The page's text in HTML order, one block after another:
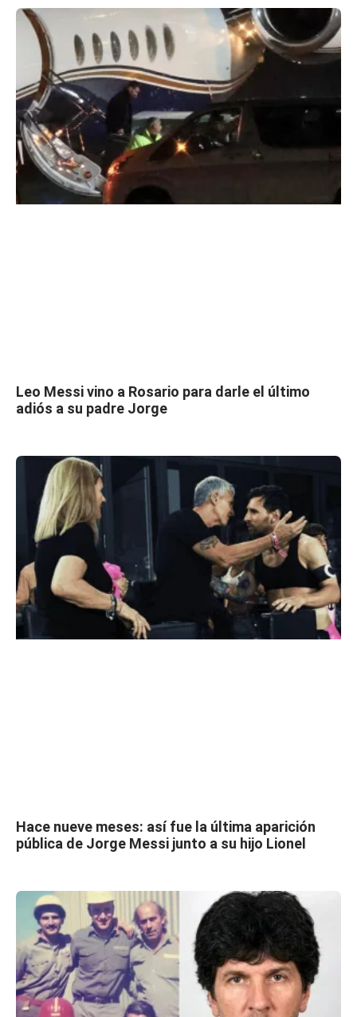
Leo Messi vino a Rosario para darle el último
adiós a su padre Jorge
Hace nueve meses: así fue la última aparición
pública de Jorge Messi junto a su hijo Lionel